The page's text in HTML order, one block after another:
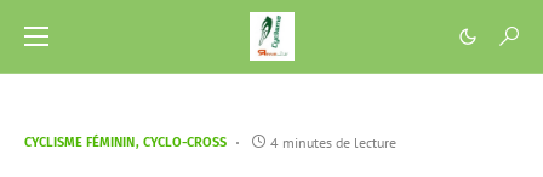
CYCLISME FÉMININ CYCLO-CROSS 4 minutes de lecture